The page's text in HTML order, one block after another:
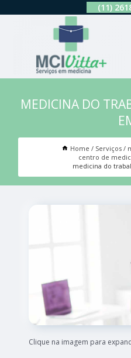
(11)
MEDICINA DO
Home Serviços
centro de
medicina do
Clique na imagem para